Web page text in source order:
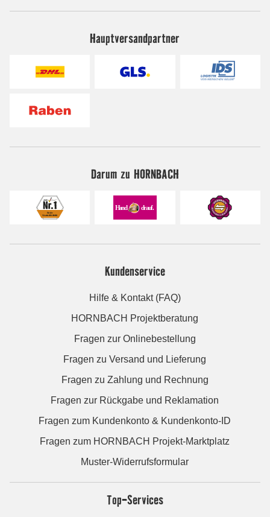
Hauptversandpartner
Darum zu HORNBACH
Kundenservice
Hilfe & Kontakt (FAQ)
HORNBACH Projektberatung
Fragen zur Onlinebestellung
Fragen zu Versand und Lieferung
Fragen zu Zahlung und Rechnung
Fragen zur Rückgabe und Reklamation
Fragen zum Kundenkonto & Kundenkonto-ID
Fragen zum HORNBACH Projekt-Marktplatz
Muster-Widerrufsformular
Top-Services